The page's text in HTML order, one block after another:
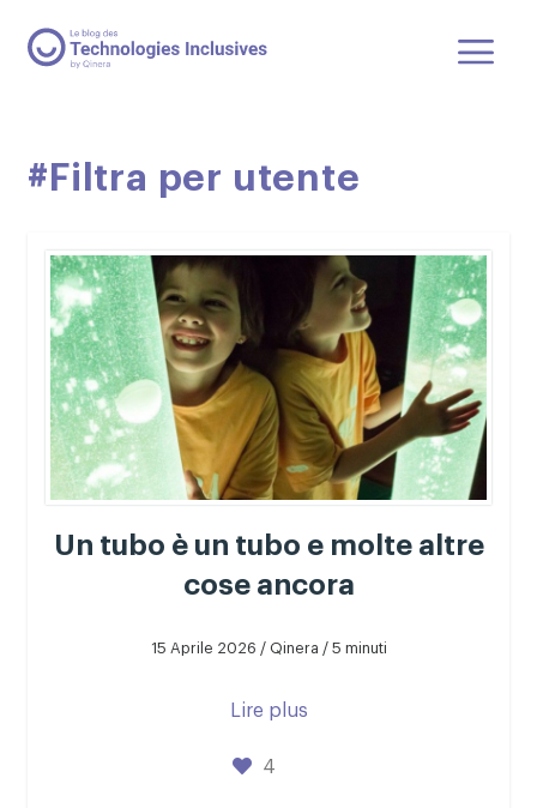
#Filtra per utente
Un tubo è un tubo e molte altre
cose ancora
15 Aprile 2026 / Qinera / 5 minuti
Lire plus
4